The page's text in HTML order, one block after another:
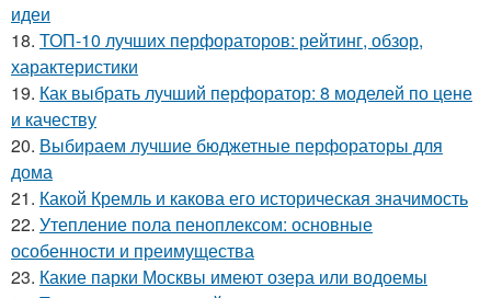
идеи
18. ТОП-10 лучших перфораторов: рейтинг, обзор,
характеристики
19. Как выбрать лучший перфоратор: 8 моделей по цене
и качеству
20. Выбираем лучшие бюджетные перфораторы для
дома
21. Какой Кремль и какова его историческая значимость
22. Утепление пола пеноплексом: основные
особенности и преимущества
23. Какие парки Москвы имеют озера или водоемы